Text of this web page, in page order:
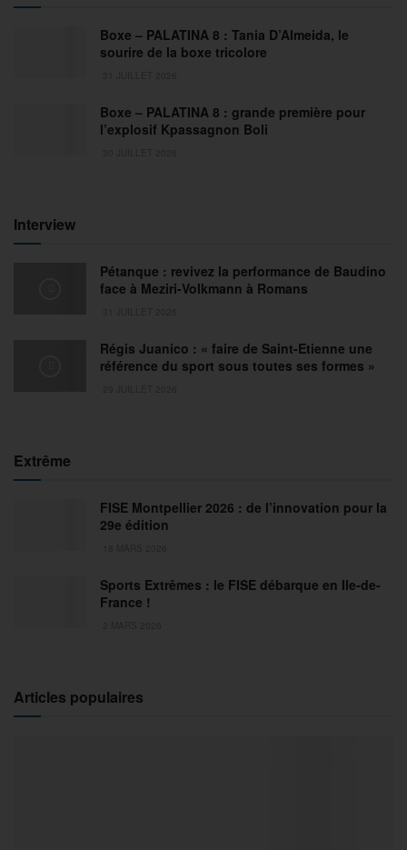
Boxe – PALATINA 8 : Tania D’Almeida, le
sourire de la boxe tricolore
Boxe – PALATINA 8 : grande première pour
l’explosif Kpassagnon Boli
Interview
Pétanque : revivez la performance de Baudino
face à Meziri-Volkmann à Romans
Régis Juanico : « faire de Saint-Etienne une
référence du sport sous toutes ses formes »
Extrême
FISE Montpellier 2026 : de l’innovation pour la
29e édition
Sports Extrêmes : le FISE débarque en Ile-de-
France !
Articles populaires